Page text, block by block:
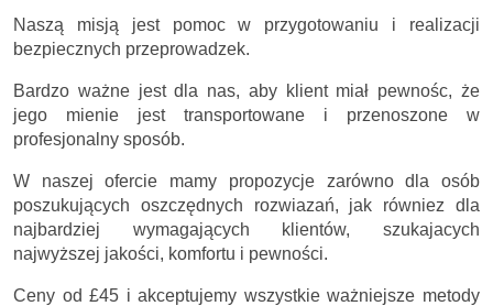
Naszą misją jest pomoc w przygotowaniu i realizacji
bezpiecznych przeprowadzek.
Bardzo ważne jest dla nas, aby klient miał pewnośc, że
jego mienie jest transportowane i przenoszone w
profesjonalny sposób.
W naszej ofercie mamy propozycje zarówno dla osób
poszukujących oszczędnych rozwiazań, jak równiez dla
najbardziej wymagających klientów, szukajacych
najwyższej jakości, komfortu i pewności.
Ceny od £45 i akceptujemy wszystkie ważniejsze metody